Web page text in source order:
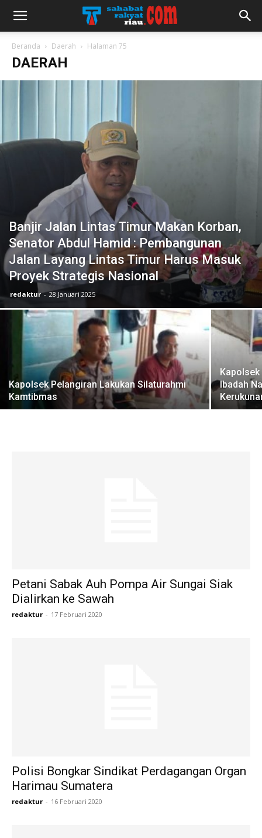
Beranda Daerah Halaman 75
DAERAH
Banjir Jalan Lintas Timur Makan Korban,
Senator Abdul Hamid : Pembangunan
Jalan Layang Lintas Timur Harus Masuk
Proyek Strategis Nasional
redaktur - 28 Januari 2025
Kapolsek Pelangiran Lakukan Silaturahmi
Kamtibmas
Kapolsek
Ibadah
Petani Sabak Auh Pompa Air Sungai Siak
Dialirkan ke Sawah
redaktur - 17 Februari 2020
Polisi Bongkar Sindikat Perdagangan Organ
Harimau Sumatera
redaktur - 16 Februari 2020